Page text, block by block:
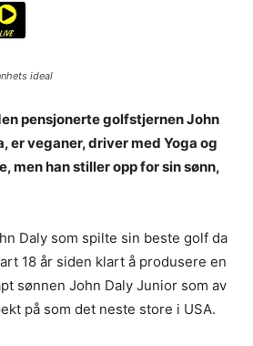
ideal
pensjonerte golfstjernen John
er veganer, driver med Yoga og
men han stiller opp for sin sønn,
Daly som spilte sin beste golf da
18 år siden klart å produsere en
sønnen John Daly Junior som av
på som det neste store i USA.